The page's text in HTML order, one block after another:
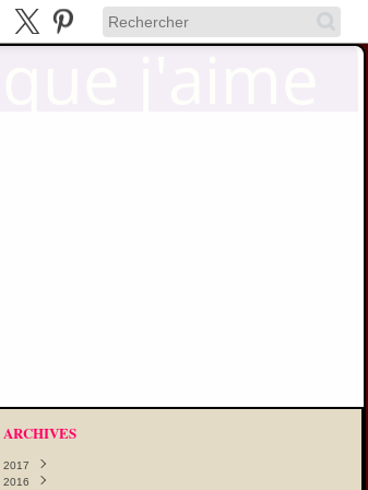
ARCHIVES
2017
Octobre
2016